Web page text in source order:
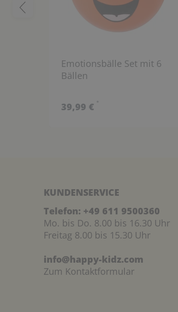
Emotionsbälle Set mit 6
Bällen
39,99 € *
KUNDENSERVICE
Telefon: +49 611 9500360
Mo. bis Do. 8.00 bis 16.30 Uhr
Freitag 8.00 bis 15.30 Uhr
info@happy-kidz.com
Zum Kontaktformular